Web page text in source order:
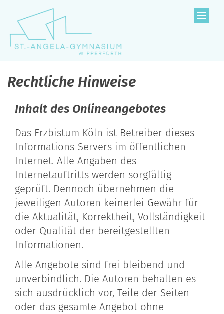
Zum Inhalt springen
Rechtliche Hinweise
Inhalt des Onlineangebotes
Das Erzbistum Köln ist Betreiber dieses
Informations-Servers im öffentlichen
Internet. Alle Angaben des
Internetauftritts werden sorgfältig
geprüft. Dennoch übernehmen die
jeweiligen Autoren keinerlei Gewähr für
die Aktualität, Korrektheit, Vollständigkeit
oder Qualität der bereitgestellten
Informationen.
Alle Angebote sind frei bleibend und
unverbindlich. Die Autoren behalten es
sich ausdrücklich vor, Teile der Seiten
oder das gesamte Angebot ohne